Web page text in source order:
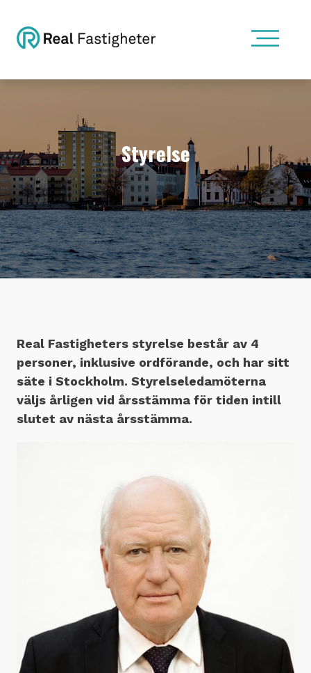
Styrelse
Real Fastigheters styrelse består av 4
personer, inklusive ordförande, och har sitt
säte i Stockholm. Styrelseledamöterna
väljs årligen vid årsstämma för tiden intill
slutet av nästa årsstämma.